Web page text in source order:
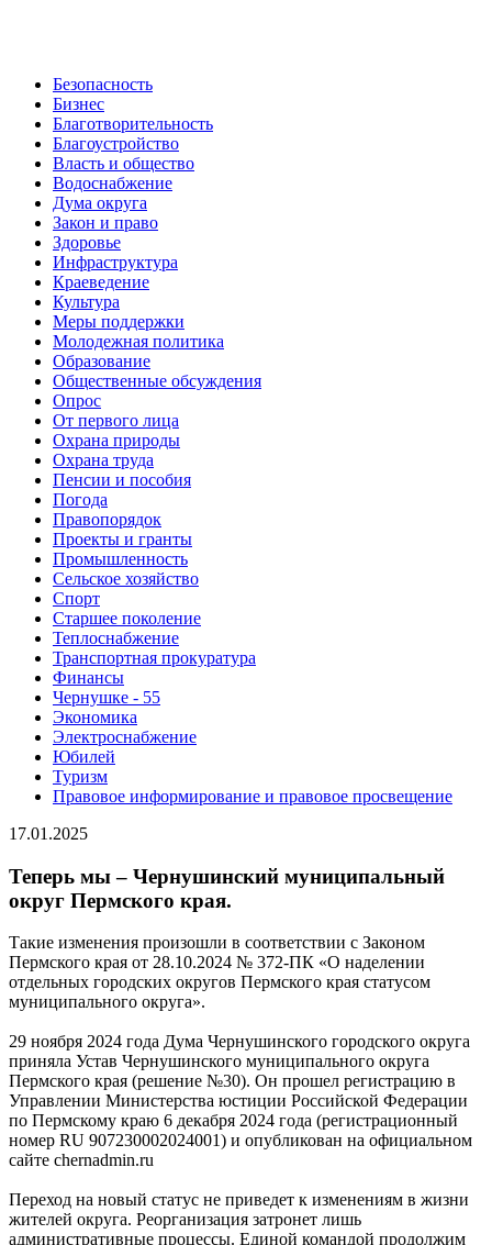
Безопасность
Бизнес
Благотворительность
Благоустройство
Власть и общество
Водоснабжение
Дума округа
Закон и право
Здоровье
Инфраструктура
Краеведение
Культура
Меры поддержки
Молодежная политика
Образование
Общественные обсуждения
Опрос
От первого лица
Охрана природы
Охрана труда
Пенсии и пособия
Погода
Правопорядок
Проекты и гранты
Промышленность
Сельское хозяйство
Спорт
Старшее поколение
Теплоснабжение
Транспортная прокуратура
Финансы
Чернушке - 55
Экономика
Электроснабжение
Юбилей
Туризм
Правовое информирование и правовое просвещение
17.01.2025
Теперь мы – Чернушинский муниципальный
округ Пермского края.
Такие изменения произошли в соответствии с Законом
Пермского края от 28.10.2024 № 372-ПК «О наделении
отдельных городских округов Пермского края статусом
муниципального округа».
29 ноября 2024 года Дума Чернушинского городского округа
приняла Устав Чернушинского муниципального округа
Пермского края (решение №30). Он прошел регистрацию в
Управлении Министерства юстиции Российской Федерации
по Пермскому краю 6 декабря 2024 года (регистрационный
номер RU 907230002024001) и опубликован на официальном
сайте chernadmin.ru
Переход на новый статус не приведет к изменениям в жизни
жителей округа. Реорганизация затронет лишь
административные процессы. Единой командой продолжим